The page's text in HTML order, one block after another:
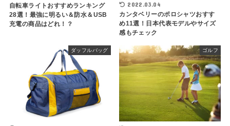
自転車ライトおすすめランキング
28選！最強に明るい＆防水＆USB
充電の商品はどれ！？
2022.03.04
カンタベリーのポロシャツおすす
め11選！日本代表モデルやサイズ
感もチェック
ダッフルバッグ ゴルフ